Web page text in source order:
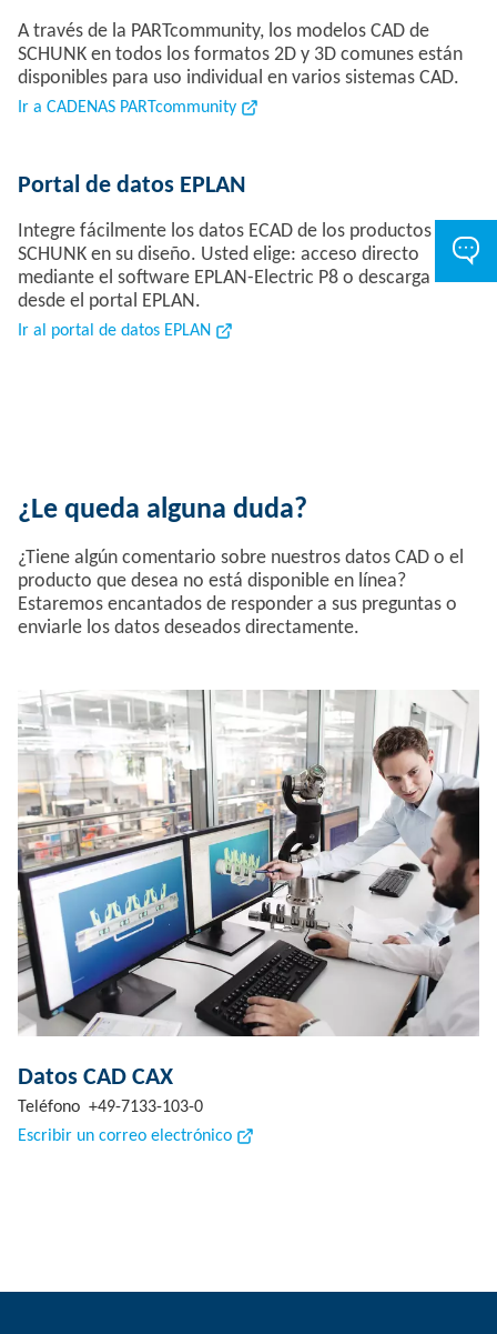
A través de la PARTcommunity, los modelos CAD de
SCHUNK en todos los formatos 2D y 3D comunes están
disponibles para uso individual en varios sistemas CAD.
Ir a CADENAS PARTcommunity
Portal de datos EPLAN
Integre fácilmente los datos ECAD de los productos de
SCHUNK en su diseño. Usted elige: acceso directo
mediante el software EPLAN-Electric P8 o descarga
desde el portal EPLAN.
Ir al portal de datos EPLAN
¿Le queda alguna duda?
¿Tiene algún comentario sobre nuestros datos CAD o el
producto que desea no está disponible en línea?
Estaremos encantados de responder a sus preguntas o
enviarle los datos deseados directamente.
Datos CAD CAX
Teléfono +49-7133-103-0
Escribir un correo electrónico